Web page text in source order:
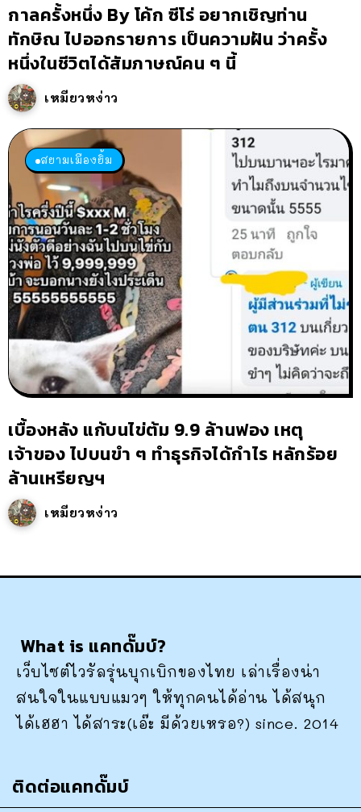
กาลครั้งหนึ่ง By โค้ก ซีโร่ อยากเชิญท่าน
ทักษิณ ไปออกรายการ เป็นความฝัน ว่าครั้ง
หนึ่งในชีวิตได้สัมภาษณ์คน ๆ นี้
เหมียวหง่าว
สยามเมืองยิ้ม
เบื้องหลัง แก้บนไข่ต้ม 9.9 ล้านฟอง เหตุ
เจ้าของ ไปบนขำ ๆ ทำธุรกิจได้กำไร หลักร้อย
ล้านเหรียญฯ
เหมียวหง่าว
What is แคทดั๊มบ์?
เว็บไซต์ไวรัลรุ่นบุกเบิกของไทย เล่าเรื่องน่า
สนใจในแบบแมวๆ ให้ทุกคนได้อ่าน ได้สนุก
ได้เฮฮา ได้สาระ(เอ๊ะ มีด้วยเหรอ?) since. 2014
ติดต่อแคทดั๊มบ์